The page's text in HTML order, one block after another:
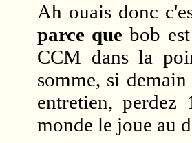
Ah ouais donc
parce que bob
CCM dans la
somme, si
entretien,
monde le joue au